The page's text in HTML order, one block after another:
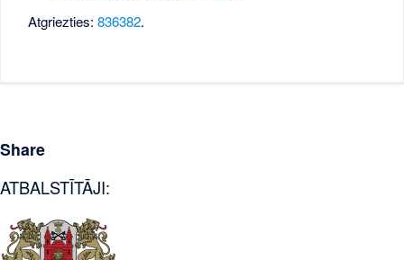
Atgriezties:836382.
Share
ATBALSTĪTĀJI: